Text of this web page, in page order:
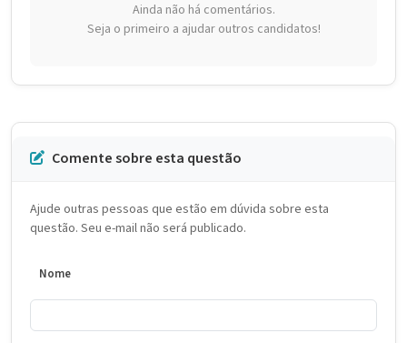
Ainda não há comentários.
Seja o primeiro a ajudar outros candidatos!
Comente sobre esta questão
Ajude outras pessoas que estão em dúvida sobre esta
questão. Seu e-mail não será publicado.
Nome